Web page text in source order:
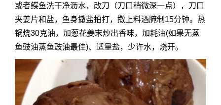
或者鲽鱼洗干净沥水，改刀（刀口稍微深一点），刀口
夹姜片和盐，鱼身撒盐拍打，撒上料酒腌制15分钟。热
锅烧30克油，加葱花姜末炒出香味，加耗油(如果无蒸
鱼豉油蒸鱼豉油最佳)、适量盐，少许水，烧开。